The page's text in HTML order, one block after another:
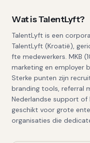
Wat isTalentLyft?
TalentLyft is een
TalentLyft (Kroatië),
fte medewerkers. MKB
marketing en employer
Sterke punten zijn
branding tools, referral
Nederlandse support
geschikt voor grote
organisaties die